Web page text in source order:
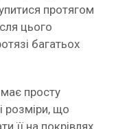
протягом
цього
багатьох
просту
розміри, що
її на покрівлях